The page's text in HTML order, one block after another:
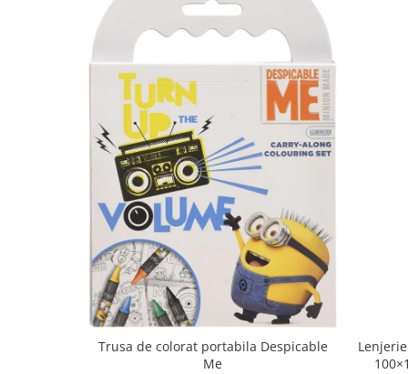
Trusa de colorat portabila Despicable
Me